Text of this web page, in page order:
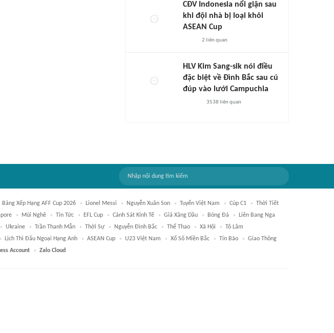
CĐV Indonesia nổi giận sau
khi đội nhà bị loại khỏi
ASEAN Cup
2 liên quan
HLV Kim Sang-sik nói điều
đặc biệt về Đình Bắc sau cú
đúp vào lưới Campuchia
3538 liên quan
Bảng Xếp Hạng AFF Cup 2026 Lionel Messi Nguyễn Xuân Son Tuyển Việt Nam Cúp C1
Thời Tiết
Mũi Nghê Tin Tức EFL Cup Cảnh Sát Kinh Tế Giá Xăng Dầu Bóng Đá
Liên Bang Nga
Ukraine Trần Thanh Mẫn Thời Sự Nguyễn Đình Bắc Thể Thao Xã Hội
Tô Lâm
Lịch Thi Đấu Ngoại Hạng Anh ASEAN Cup U23 Việt Nam Xổ Số Miền Bắc Tin Bão
Giao Thông
Account Zalo Cloud